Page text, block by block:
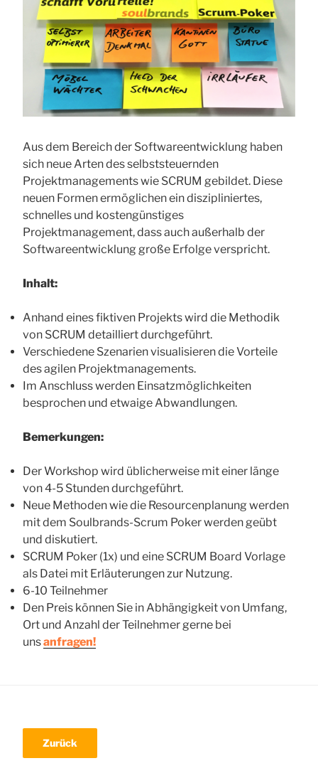
Aus dem Bereich der Softwareentwicklung haben
sich neue Arten des selbststeuernden
Projektmanagements wie SCRUM gebildet. Diese
neuen Formen ermöglichen ein diszipliniertes,
schnelles und kostengünstiges
Projektmanagement, dass auch außerhalb der
Softwareentwicklung große Erfolge verspricht.
Inhalt:
Anhand eines fiktiven Projekts wird die Methodik
von SCRUM detailliert durchgeführt.
Verschiedene Szenarien visualisieren die Vorteile
des agilen Projektmanagements.
Im Anschluss werden Einsatzmöglichkeiten
besprochen und etwaige Abwandlungen.
Bemerkungen:
Der Workshop wird üblicherweise mit einer länge
von 4-5 Stunden durchgeführt.
Neue Methoden wie die Resourcenplanung werden
mit dem Soulbrands-Scrum Poker werden geübt
und diskutiert.
SCRUM Poker (1x) und eine SCRUM Board Vorlage
als Datei mit Erläuterungen zur Nutzung.
6-10 Teilnehmer
Den Preis können Sie in Abhängigkeit von Umfang,
Ort und Anzahl der Teilnehmer gerne bei
unsanfragen!